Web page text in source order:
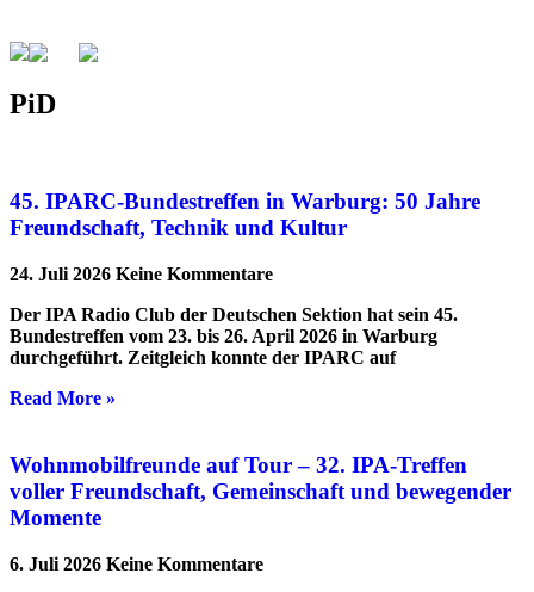
PiD
45. IPARC-Bundestreffen in Warburg: 50 Jahre
Freundschaft, Technik und Kultur
24. Juli 2026 Keine Kommentare
Der IPA Radio Club der Deutschen Sektion hat sein 45.
Bundestreffen vom 23. bis 26. April 2026 in Warburg
durchgeführt. Zeitgleich konnte der IPARC auf
Read More »
Wohnmobilfreunde auf Tour – 32. IPA-Treffen
voller Freundschaft, Gemeinschaft und bewegender
Momente
6. Juli 2026 Keine Kommentare